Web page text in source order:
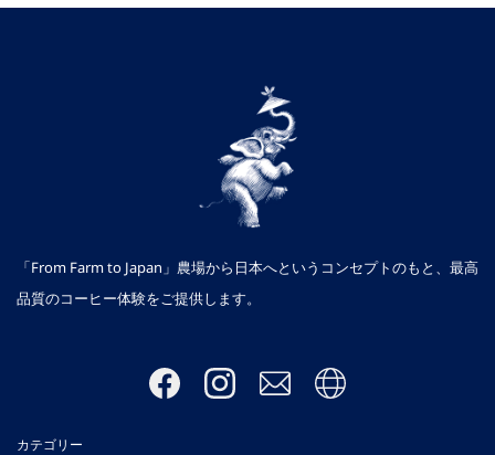
「From Farm to Japan」農場から日本へというコンセプトのもと、最高
品質のコーヒー体験をご提供します。
カテゴリー